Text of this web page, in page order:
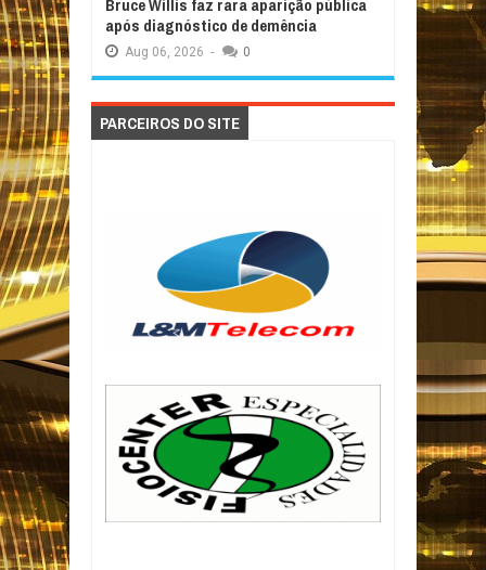
Bruce Willis faz rara aparição pública
após diagnóstico de demência
Aug 06, 2026 - 0
PARCEIROS DO SITE